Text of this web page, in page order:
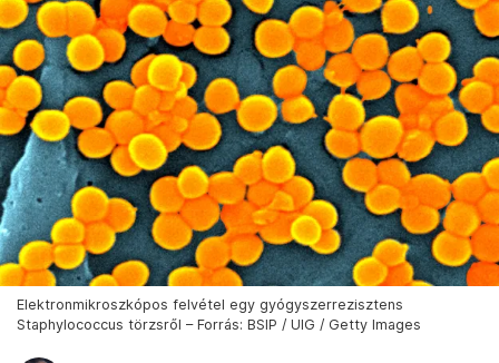
Elektronmikroszkópos felvétel egy gyógyszerrezisztens
Staphylococcus törzsről – Forrás: BSIP / UIG / Getty Images